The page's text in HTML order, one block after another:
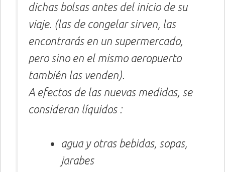
dichas bolsas antes del inicio de su
viaje. (las de congelar sirven, las
encontrarás en un supermercado,
pero sino en el mismo aeropuerto
también las venden).
A efectos de las nuevas medidas, se
consideran líquidos :
agua y otras bebidas, sopas,
jarabes